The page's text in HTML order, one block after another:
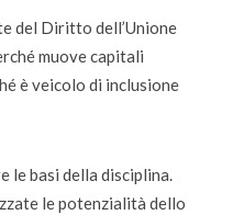
del Diritto dell’Unione
muove capitali
è veicolo di inclusione
le basi della disciplina.
le potenzialità dello